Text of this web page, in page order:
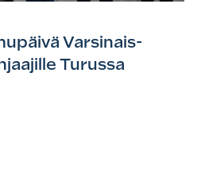
Varsinais-
Turussa